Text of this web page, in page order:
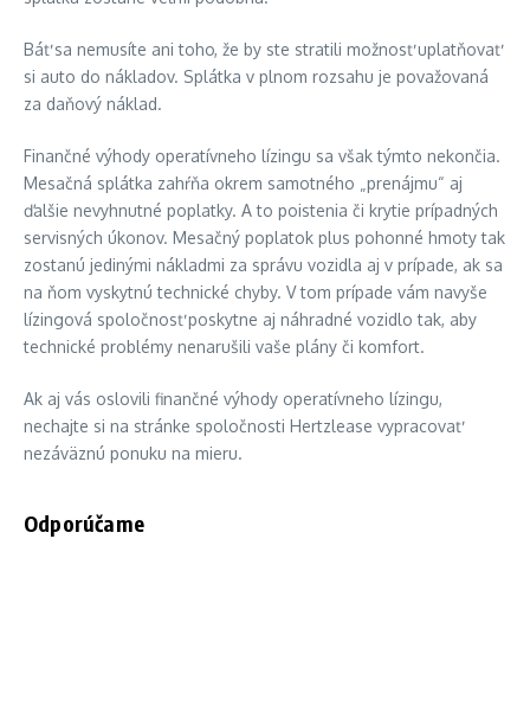
Báť sa nemusíte ani toho, že by ste stratili možnosť uplatňovať
si auto do nákladov. Splátka v plnom rozsahu je považovaná
za daňový náklad.
Finančné výhody operatívneho lízingu sa však týmto nekončia.
Mesačná splátka zahŕňa okrem samotného „prenájmu“ aj
ďalšie nevyhnutné poplatky. A to poistenia či krytie prípadných
servisných úkonov. Mesačný poplatok plus pohonné hmoty tak
zostanú jedinými nákladmi za správu vozidla aj v prípade, ak sa
na ňom vyskytnú technické chyby. V tom prípade vám navyše
lízingová spoločnosť poskytne aj náhradné vozidlo tak, aby
technické problémy nenarušili vaše plány či komfort.
Ak aj vás oslovili finančné výhody operatívneho lízingu,
nechajte si na stránke spoločnosti Hertzlease vypracovať
nezáväznú ponuku na mieru.
Odporúčame